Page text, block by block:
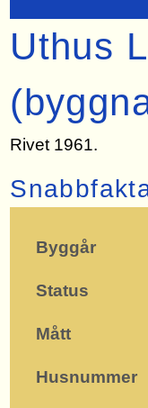
Uthus
Rivet 1961.
Byggår
Status
Mått
Husnummer